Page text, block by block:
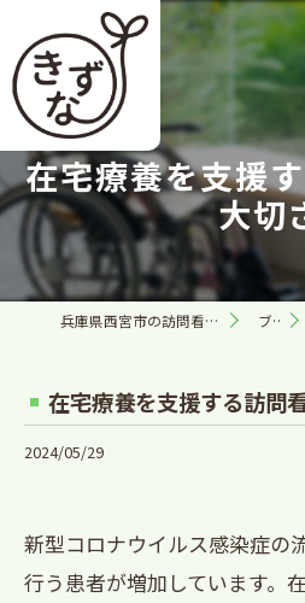
在宅療養を支援
大切
兵庫県西宮市の訪問看護なら合同会社きずな ブログ
在宅療養を支援する訪問
2024/05/29
新型コロナウイルス感染症の
行う患者が増加しています。